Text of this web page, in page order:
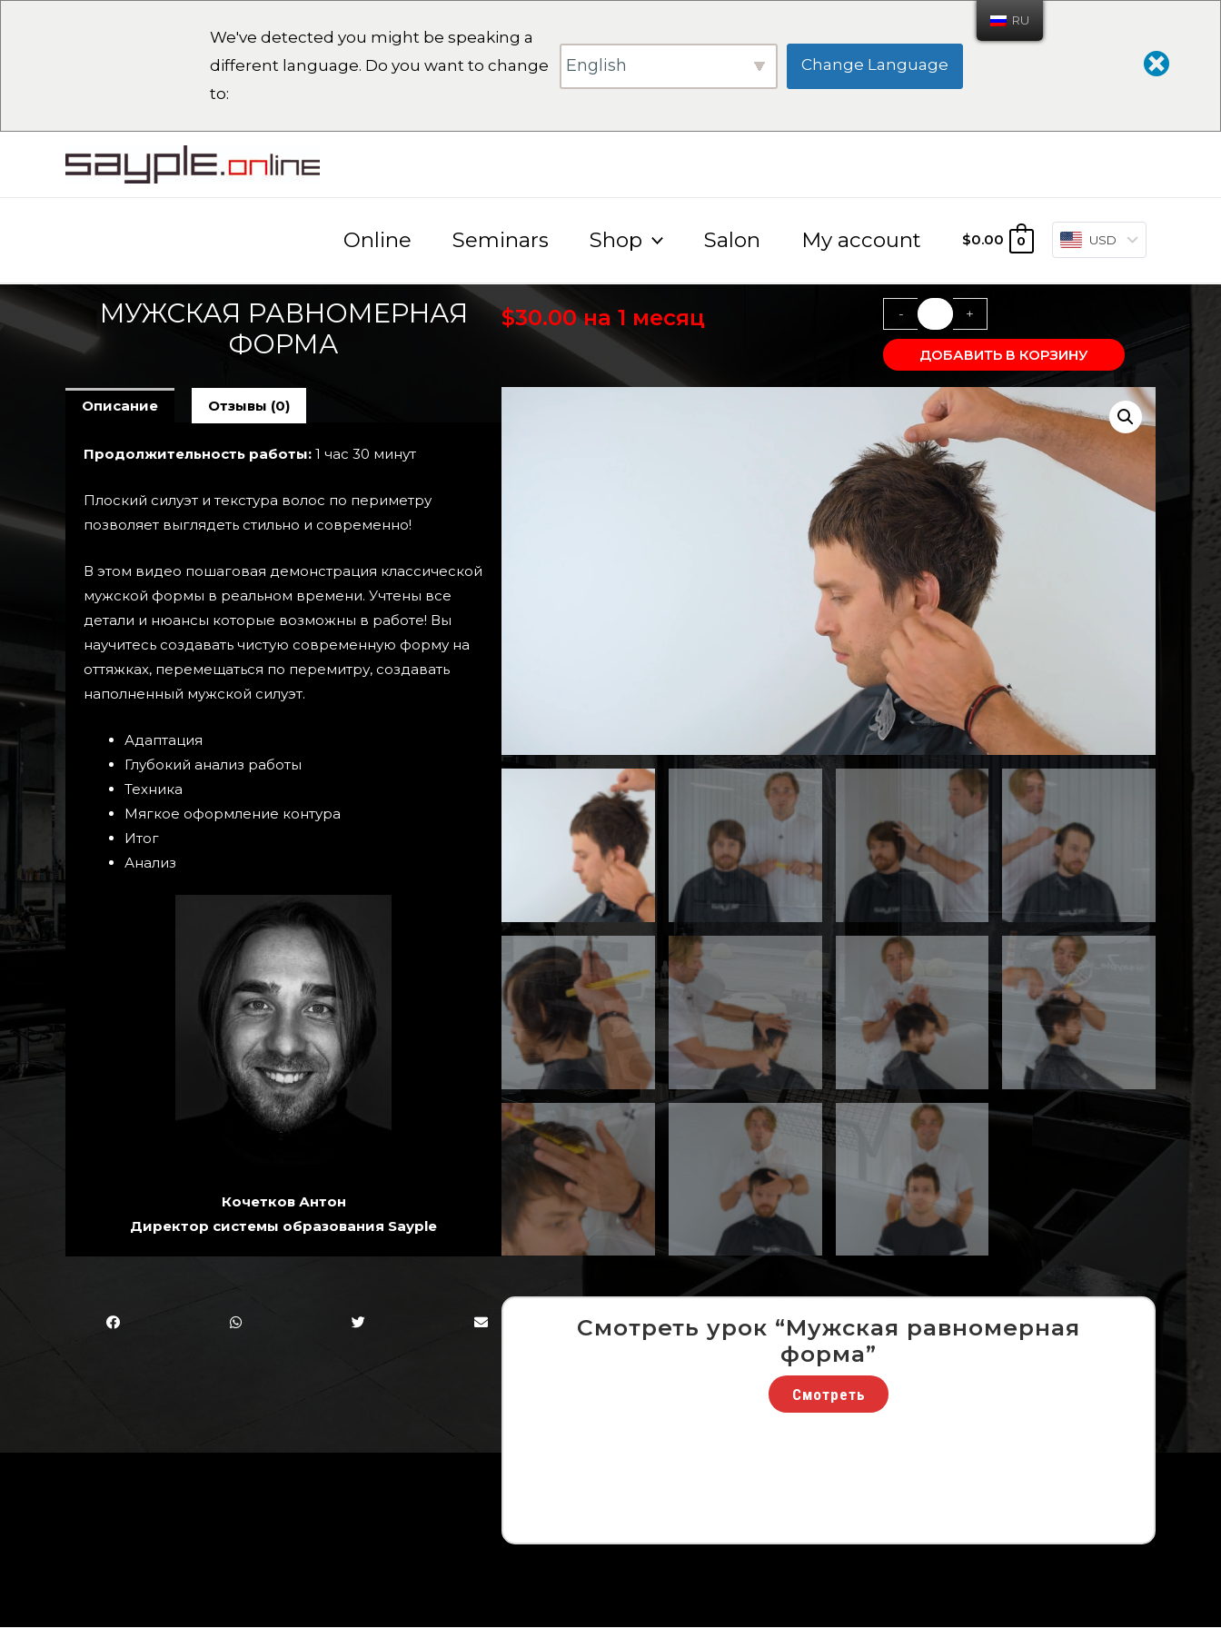
We've detected you might be speaking a
different language. Do you want to change
to:
English Change Language
Online Seminars Shop Salon My account $0.00 0 USD
МУЖСКАЯ РАВНОМЕРНАЯ
ФОРМА
$30.00 на 1 месяц - +
ДОБАВИТЬ В КОРЗИНУ
Описание Отзывы (0)
Продолжительность работы: 1 час 30 минут
Плоский силуэт и текстура волос по периметру
позволяет выглядеть стильно и современно!
В этом видео пошаговая демонстрация классической
мужской формы в реальном времени. Учтены все
детали и нюансы которые возможны в работе! Вы
научитесь создавать чистую современную форму на
оттяжках, перемещаться по перемитру, создавать
наполненный мужской силуэт.
Адаптация
Глубокий анализ работы
Техника
Мягкое оформление контура
Итог
Анализ
Кочетков Антон
Директор системы образования Sayple
Смотреть урок “Мужская равномерная
форма”
Смотреть
RU